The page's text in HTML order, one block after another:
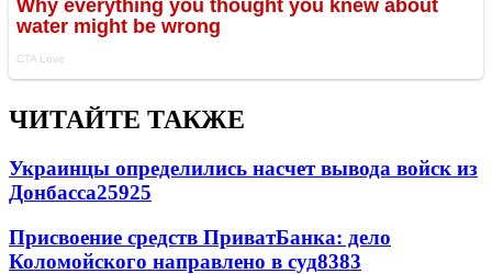
ЧИТАЙТЕ ТАКЖЕ
Украинцы определились насчет вывода войск из
Донбасса25925
Присвоение средств ПриватБанка: дело
Коломойского направлено в суд8383